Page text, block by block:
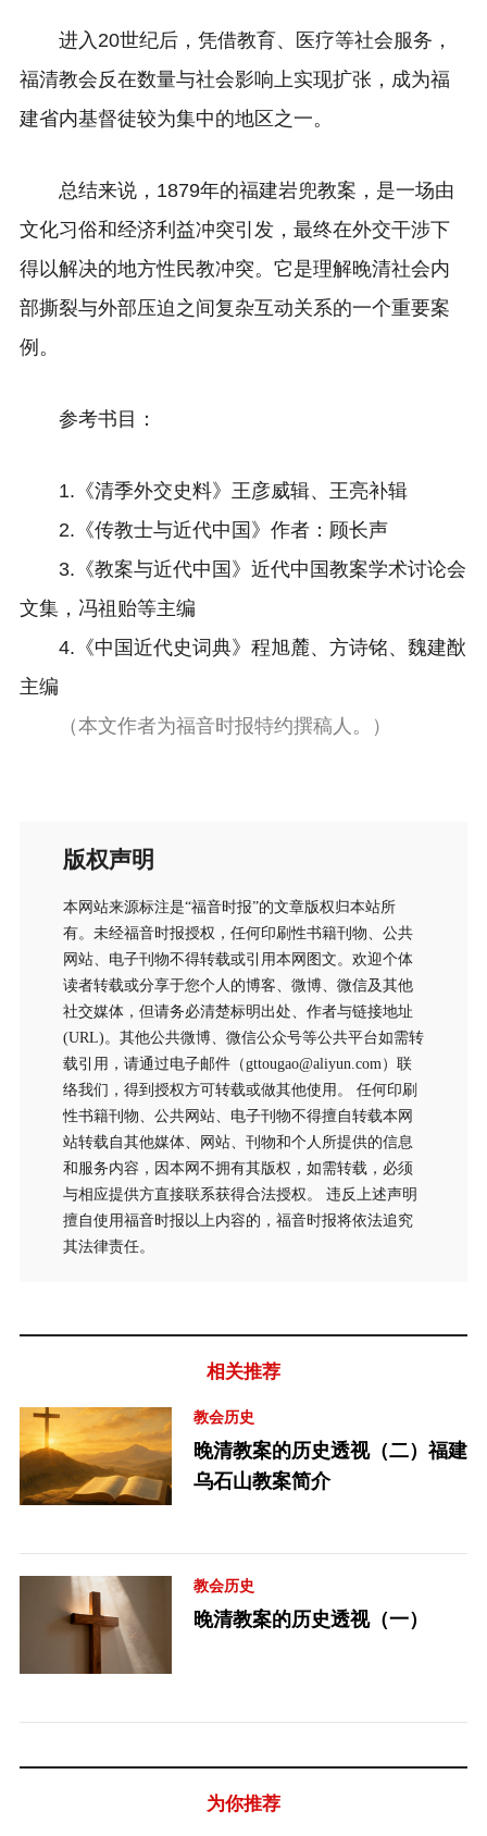
进入20世纪后，凭借教育、医疗等社会服务，
福清教会反在数量与社会影响上实现扩张，成为福
建省内基督徒较为集中的地区之一。
总结来说，1879年的福建岩兜教案，是一场由
文化习俗和经济利益冲突引发，最终在外交干涉下
得以解决的地方性民教冲突。它是理解晚清社会内
部撕裂与外部压迫之间复杂互动关系的一个重要案
例。
参考书目：
1.《清季外交史料》王彦威辑、王亮补辑
2.《传教士与近代中国》作者：顾长声
3.《教案与近代中国》近代中国教案学术讨论会
文集，冯祖贻等主编
4.《中国近代史词典》程旭麓、方诗铭、魏建㷕
主编
（本文作者为福音时报特约撰稿人。 ）
版权声明
本网站来源标注是“福音时报”的文章版权归本站所
有。未经福音时报授权，任何印刷性书籍刊物、公共
网站、电子刊物不得转载或引用本网图文。欢迎个体
读者转载或分享于您个人的博客、微博、微信及其他
社交媒体，但请务必清楚标明出处、作者与链接地址
(URL)。其他公共微博、微信公众号等公共平台如需转
载引用，请通过电子邮件（gttougao@aliyun.com）联
络我们，得到授权方可转载或做其他使用。 任何印刷
性书籍刊物、公共网站、电子刊物不得擅自转载本网
站转载自其他媒体、网站、刊物和个人所提供的信息
和服务内容，因本网不拥有其版权，如需转载，必须
与相应提供方直接联系获得合法授权。 违反上述声明
擅自使用福音时报以上内容的，福音时报将依法追究
其法律责任。
相关推荐
教会历史
晚清教案的历史透视（二）福建
乌石山教案简介
教会历史
晚清教案的历史透视（一）
为你推荐